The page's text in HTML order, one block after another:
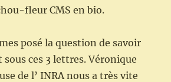
fleur CMS en bio.
posé la question de savoir
sous ces 3 lettres. Véronique
de l’ INRA nous a très vite